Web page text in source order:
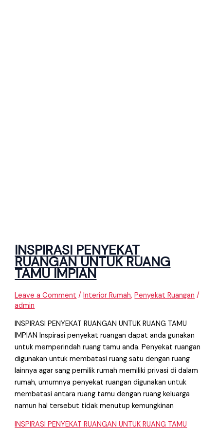
INSPIRASI PENYEKAT
RUANGAN UNTUK RUANG
TAMU IMPIAN
Leave a Comment /Interior Rumah,Penyekat Ruangan /
admin
INSPIRASI PENYEKAT RUANGAN UNTUK RUANG TAMU
IMPIAN Inspirasi penyekat ruangan dapat anda gunakan
untuk memperindah ruang tamu anda. Penyekat ruangan
digunakan untuk membatasi ruang satu dengan ruang
lainnya agar sang pemilik rumah memiliki privasi di dalam
rumah, umumnya penyekat ruangan digunakan untuk
membatasi antara ruang tamu dengan ruang keluarga
namun hal tersebut tidak menutup kemungkinan
INSPIRASI PENYEKAT RUANGAN UNTUK RUANG TAMU